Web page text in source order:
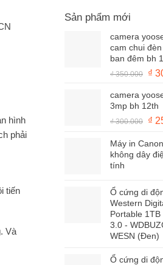
hình
phải
tiến
Và
Sản phẩm mới
camera
cam chui
ban đêm bh
₫350.000
Giá
là:
₫
₫
camera
3mp bh 12th
₫300.000
Giá
là:
₫
₫
Máy in
không dây
tính
Ổ cứng di
Western
Portable 1TB
3.0 -
WESN (Đen)
Ổ cứng di